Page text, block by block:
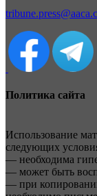
Политика сайта
Использование
следующих
— необходима
— может быть
— при